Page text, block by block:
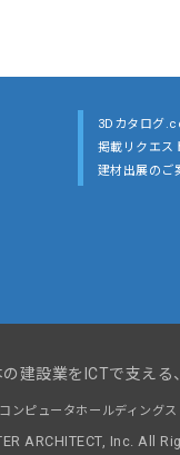
3Dカタログ
掲載リクエス
建材出展のご
の建設業をICTで支え
ピュータホールディング
ARCHITECT, Inc. All